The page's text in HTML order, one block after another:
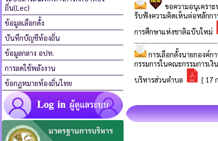
ถิ่น(Lec)
ข้อมูลเลือกตั้ง
บันทึกบัญชีท้องถิ่น
ข้อมูลกลาง อปท.
การลดใช้พลังงาน
ข้อกฏหมายท้องถิ่นไทย